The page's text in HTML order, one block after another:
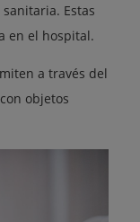
Estas
en el hospital.
a través del
objetos